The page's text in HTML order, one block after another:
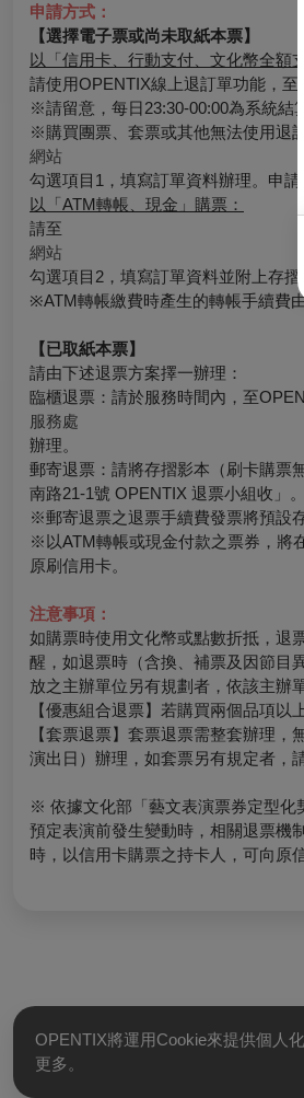
申請方式：
【選擇電子票或尚未取紙本票】
以「信用卡、行動支付、文化幣全額
請使用OPENTIX線上退訂單功能，
※請留意，每日23:30-00:00為系統結
※購買團票、套票或其他無法使用退
網站
勾選項目1，填寫訂單資料辦理。申
以「ATM轉帳、現金」購票：
請至
網站
勾選項目2，填寫訂單資料並附上存
※ATM轉帳繳費時產生的轉帳手續費
【已取紙本票】
請由下述退票方案擇一辦理：
臨櫃退票：請於服務時間內，至
服務處
辦理。
郵寄退票：請將存摺影本（刷卡購票
南路21-1號 OPENTIX 退票小組收」
※郵寄退票之退票手續費發票將預設
※以ATM轉帳或現金付款之票券，將
原刷信用卡。
注意事項：
如購票時使用文化幣或點數折抵，退
醒，如退票時（含換、補票及因節目
放之主辦單位另有規劃者，依該主辦
【優惠組合退票】若購買兩個品項
【套票退票】套票退票需整套辦理
演出日）辦理，如套票另有規定者，
※ 依據文化部「藝文表演票券定型化
預定表演前發生變動時，相關退票機
時，以信用卡購票之持卡人，可向原
OPENTIX將運用Cookie來提供個人
更多。